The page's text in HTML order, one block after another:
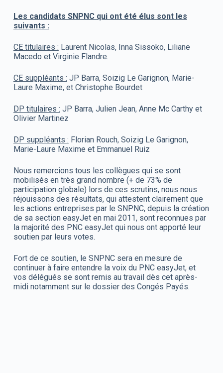
Les candidats SNPNC qui ont été élus sont les
suivants :
CE titulaires : Laurent Nicolas, Inna Sissoko, Liliane
Macedo et Virginie Flandre.
CE suppléants : JP Barra, Soizig Le Garignon, Marie-
Laure Maxime, et Christophe Bourdet
DP titulaires : JP Barra, Julien Jean, Anne Mc Carthy et
Olivier Martinez
DP suppléants : Florian Rouch, Soizig Le Garignon,
Marie-Laure Maxime et Emmanuel Ruiz
Nous remercions tous les collègues qui se sont
mobilisés en très grand nombre (+ de 73% de
participation globale) lors de ces scrutins, nous nous
réjouissons des résultats, qui attestent clairement que
les actions entreprises par le SNPNC, depuis la création
de sa section easyJet en mai 2011, sont reconnues par
la majorité des PNC easyJet qui nous ont apporté leur
soutien par leurs votes.
Fort de ce soutien, le SNPNC sera en mesure de
continuer à faire entendre la voix du PNC easyJet, et
vos délégués se sont remis au travail dès cet après-
midi notamment sur le dossier des Congés Payés.